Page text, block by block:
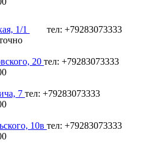
1/1
тел: +79283073333
20 тел: +79283073333
7 тел: +79283073333
10в тел: +79283073333